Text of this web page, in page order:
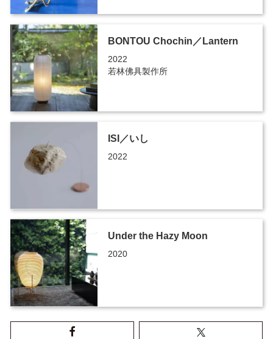
BONTOU Chochin／Lantern
2022
若林佛具製作所
ISI／いし
2022
Under the Hazy Moon
2020